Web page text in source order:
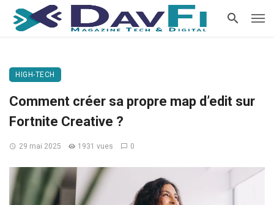
HIGH-TECH
Comment créer sa propre map d’edit sur
Fortnite Creative ?
29 mai 2025 1931 vues 0